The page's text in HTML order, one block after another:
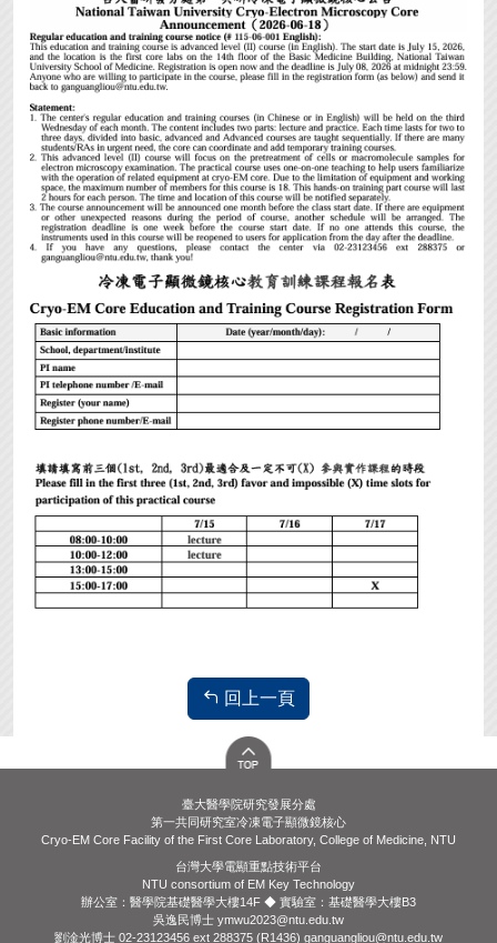
回上一頁
臺大醫學院研究發展分處
第一共同研究室冷凍電子顯微鏡核心
Cryo-EM Core Facility of the First Core Laboratory, College of Medicine, NTU
台灣大學電顯重點技術平台
NTU consortium of EM Key Technology
辦公室：醫學院基礎醫學大樓14F ◆ 實驗室：基礎醫學大樓B3
吳逸民博士 ymwu2023@ntu.edu.tw
劉淦光博士 02-23123456 ext 288375 (R1436) ganguangliou@ntu.edu.tw